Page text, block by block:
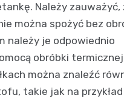
Należy zauważyć,
można spożyć bez
należy je odpowiednio
obróbki
można znaleźć
takie jak na